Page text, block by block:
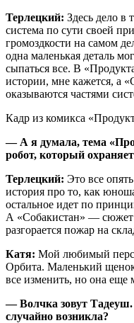
Терлецкий: Здесь дело в
система по сути своей
громоздкости на самом
одна маленькая деталь
сыпаться все. В
истории, мне кажется, а
оказываются частями
Кадр из комикса
— А я думала, тема
робот, который
Терлецкий: Это все
история про то, как
остальное идет по
А «Собакистан» — сюжет
разгорается пожар на
Катя: Мой любимый
Орбита. Маленький
все изменить, но она еще
— Волчка зовут Тадеуш.
случайно возникла?